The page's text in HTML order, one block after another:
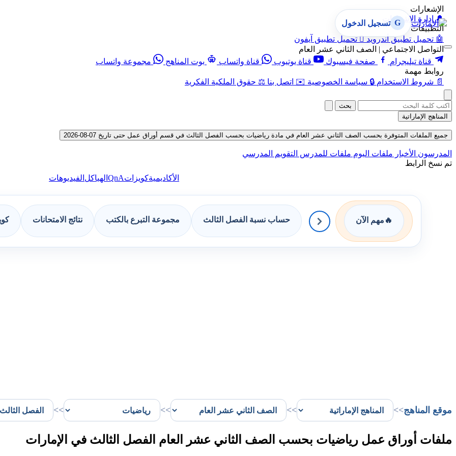
الإشعارات
🔔 إدارة الإشعارات
التطبيقات
🤖 تحميل تطبيق أندرويد  تحميل تطبيق آيفون
التواصل الاجتماعي | الصف الثاني عشر العام
قناة تيليجرام
صفحة فيسبوك قناة يوتيوب قناة واتساب بوت المناهج
مجموعة واتساب
روابط مهمة
📄 شروط الاستخدام 🔒 سياسة الخصوصية ✉️ اتصل بنا ⚖️ حقوق الملكية الفكرية
G تسجيل الدخول
بحث
المناهج الإماراتية
جميع الملفات المتوفرة بحسب الصف الثاني عشر العام في مادة رياضيات بحسب الفصل الثالث في قسم أوراق عمل حتى تاريخ 07-08-2026
المدرسون الأخبار ملفات اليوم ملفات للمدرس التقويم المدرسي
تم نسخ الرابط
الأكاديميةكويزاتQnA الهياكل الفيديوهات
🔥 مهم الآن حساب نسبة الفصل الثالث مجموعة التبرع بالكتب نتائج الامتحانات
موقع المناهج>>
>>
>>
>>
ملفات أوراق عمل رياضيات بحسب الصف الثاني عشر العام الفصل الثالث في الإمارات